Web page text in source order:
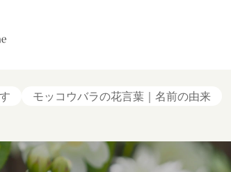
モッコウバラの花言葉｜名前の由来